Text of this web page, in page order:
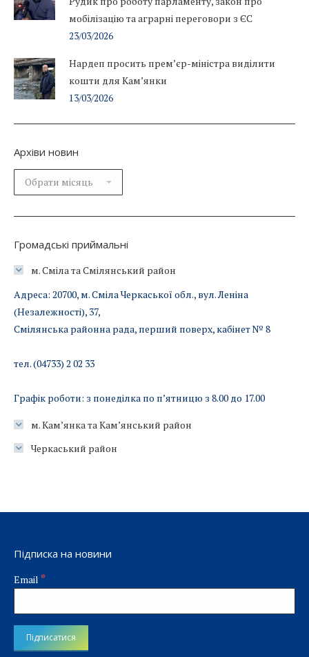
мобілізацію та аграрні переговори з ЄС
23/03/2026
Нардеп просить прем’єр-міністра виділити
кошти для Кам’янки
13/03/2026
Архіви новин
Архіви
новин
Громадські приймальні
м. Сміла та Смілянський район
Адреса: 20700, м. Сміла Черкаської обл., вул. Леніна
(Незалежності), 37,
Смілянська районна рада, перший поверх, кабінет № 8
тел. (04733) 2 02 33
Графік роботи: з понеділка по п’ятницю з 8.00 до 17.00
м. Кам’янка та Кам’янський район
Черкаський район
Підписка на новини
Email *